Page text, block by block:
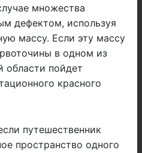
множества
дефектом, используя
массу. Если эту массу
в одном из
области пойдет
красного
путешественник
пространство одного